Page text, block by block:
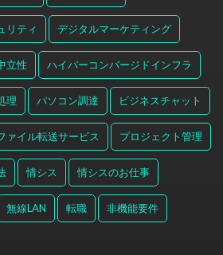
リティ デジタルマーケティング
立性 ハイパーコンバージドインフラ
理 パソコン調達 ビジネスチャット
ァイル転送サービス プロジェクト管理
情シス 情シスのお仕事
無線LAN 転職 非機能要件